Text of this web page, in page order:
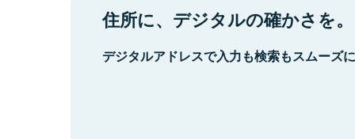
住所に、デジタルの確かさを。
デジタルアドレスで入力も検索もスムーズ